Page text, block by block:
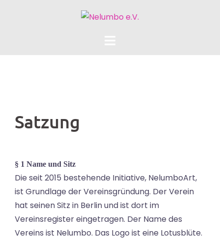
Satzung
§ 1 Name und Sitz
Die seit 2015 bestehende Initiative, NelumboArt,
ist Grundlage der Vereinsgründung. Der Verein
hat seinen Sitz in Berlin und ist dort im
Vereinsregister eingetragen. Der Name des
Vereins ist Nelumbo. Das Logo ist eine Lotusblüte.